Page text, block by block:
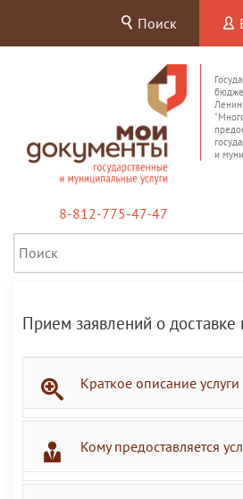
Поиск
и
8-812-775-47-47
Прием заявлений о доставке
Краткое описание услуги
Кому предоставляется